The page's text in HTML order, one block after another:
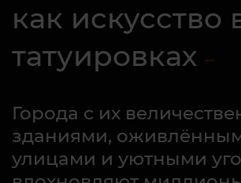
как искусство
татуировках
Города с их
зданиями,
улицами и уютными